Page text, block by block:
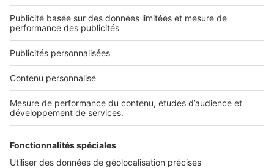
Nous contacter
Nous recrutons
NOS APPLICATIONS
Découvrez nos applications
Tous nos services pro